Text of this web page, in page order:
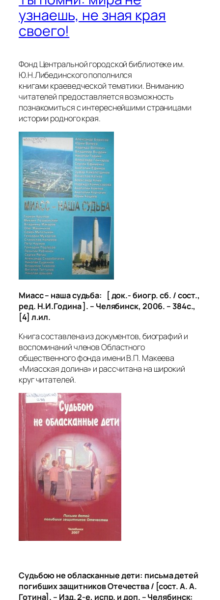
узнаешь, не зная края
своего!
Фонд Центральной городской библиотеке им.
Ю.Н.Либединского пополнился
книгами краеведческой тематики. Вниманию
читателей предоставляется возможность
познакомиться с интереснейшими страницами
истории родного края.
Миасс– наша судьба: [ док.- биогр. сб. / сост.,
ред. Н.И.Година ]. – Челябинск, 2006. – 384с.,
[4] л.ил.
Книга составлена из документов, биографий и
воспоминаний членов Областного
общественного фонда имени В.П. Макеева
«Миасская долина» и рассчитана на широкий
круг читателей.
Судьбою не обласканные дети: письма детей
погибших защитников Отечества / [сост. А. А.
Готина]. – Изд. 2-е, испр. и доп. – Челябинск: